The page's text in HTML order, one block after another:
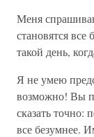
Меня
становятся
такой день,
Я не умею
возможно! Вы
сказать точно:
все безумнее.